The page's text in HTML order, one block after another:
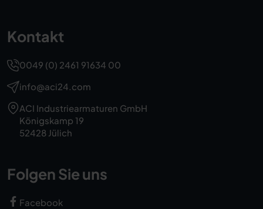
Kontakt
0049 (0) 2461 91634 00
info@aci24.com
ACI Industriearmaturen GmbH
Königskamp 19
52428 Jülich
Folgen Sie uns
Facebook